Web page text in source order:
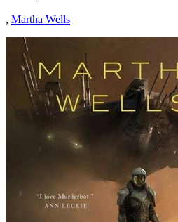
, Martha Wells